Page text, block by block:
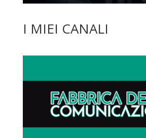
I MIEI CANALI